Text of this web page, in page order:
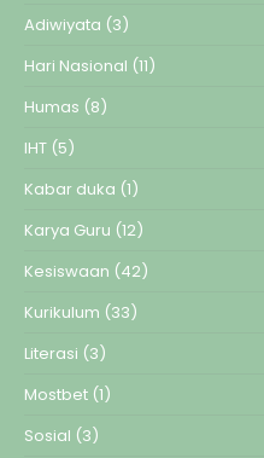
Adiwiyata (3)
Hari Nasional (11)
Humas (8)
IHT (5)
Kabar duka (1)
Karya Guru (12)
Kesiswaan (42)
Kurikulum (33)
Literasi (3)
Mostbet (1)
Sosial (3)